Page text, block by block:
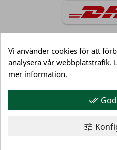
Information
Vi använder cookies för att
analysera vår webbplatstrafik.
mer information.
done_all
tune